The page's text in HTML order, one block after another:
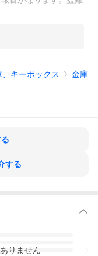
、キーボックス 金庫
する
りません